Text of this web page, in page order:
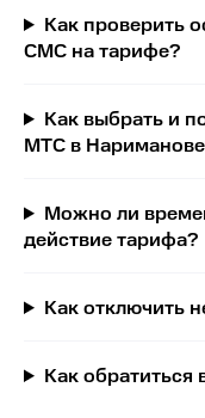
Как проверить
СМС на тарифе?
Как выбрать и
МТС в
Можно ли
действие тарифа?
Как отключить
Как